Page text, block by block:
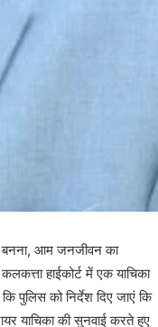
बनना, आम जनजीवन का
हाईकोर्ट में एक याचिका
पुलिस को निर्देश दिए जाएं कि
याचिका की सुनवाई करते हुए